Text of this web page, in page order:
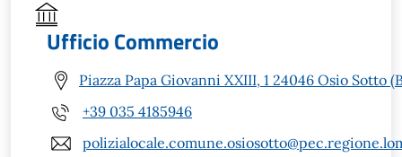
Ufficio Commercio
Piazza Papa Giovanni XXIII, 1 24046 Osio Sotto
+39 035 4185946